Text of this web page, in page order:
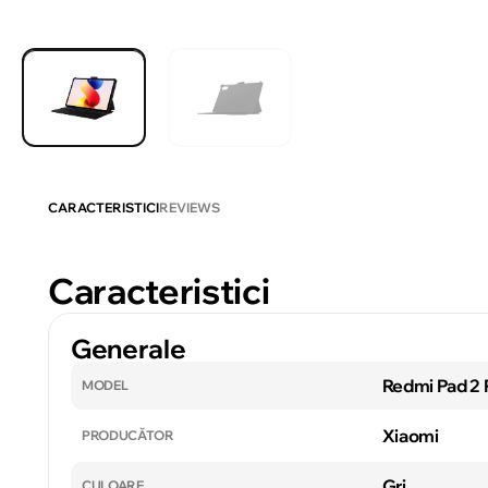
CARACTERISTICIREVIEWS
Caracteristici
Generale
MODEL Redmi Pad 2
PRODUCĂTOR Xiaomi